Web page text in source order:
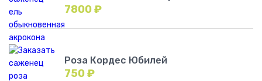
7800₽
Роза Кордес Юбилей
750₽